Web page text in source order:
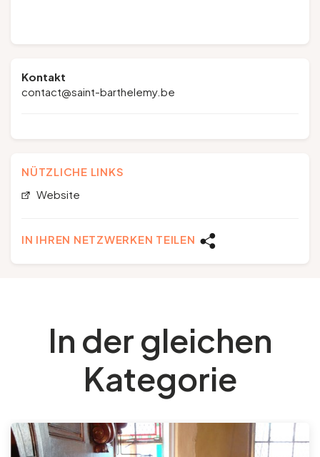
Kontakt
contact@saint-barthelemy.be
NÜTZLICHE LINKS
Website
IN IHREN NETZWERKEN TEILEN
In der gleichen
Kategorie